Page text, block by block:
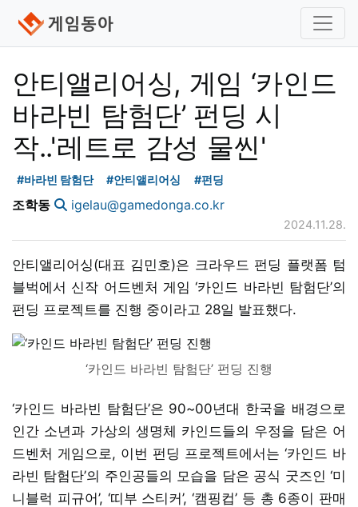
안티앨리어싱, 게임 ‘카인드
바라빈 탐험단’ 펀딩 시
작..'레트로 감성 물씬'
#바라빈 탐험단 #안티앨리어싱 #펀딩
조학동 igelau@gamedonga.co.kr
2024.11.28.
안티앨리어싱(대표 김민호)은 크라우드 펀딩 플랫폼 텀
블벅에서 신작 어드벤처 게임 ‘카인드 바라빈 탐험단’의
펀딩 프로젝트를 진행 중이라고 28일 발표했다.
‘카인드 바라빈 탐험단’ 펀딩 진행
‘카인드 바라빈 탐험단’은 90~00년대 한국을 배경으로
인간 소년과 가상의 생명체 카인드들의 우정을 담은 어
드벤처 게임으로, 이번 펀딩 프로젝트에서는 ‘카인드 바
라빈 탐험단’의 주인공들의 모습을 담은 공식 굿즈인 ‘미
니블럭 피규어’, ‘띠부 스티커’, ‘캠핑컵’ 등 총 6종이 판매